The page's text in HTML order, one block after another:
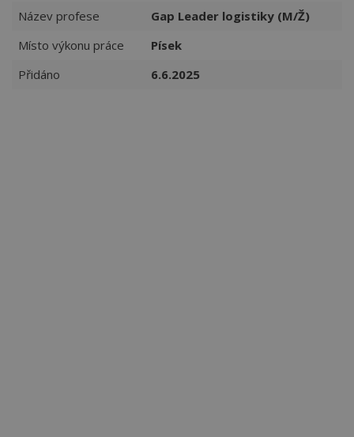
Název profese
Gap Leader logistiky (M/Ž)
Místo výkonu práce
Písek
Přidáno
6.6.2025